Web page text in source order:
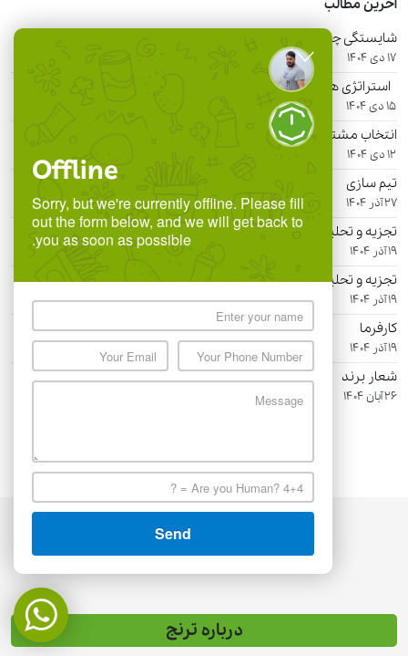
آخرین مطالب
شایستگی چیست ؟
17 دی 1404
استراتژی های هوشمندانه کار کردن
15 دی 1404
انتخاب مشتری با شاخص PVP
12 دی 1404
تیم سازی
27 آذر 1404
تجزیه و تحلیل کسب و کار بر اساس مدل PESTLE
19 آذر 1404
تجزیه و تحلیل کسب و کار با استاندارد BABOK
19 آذر 1404
کارفرما
19 آذر 1404
شعار برند
26 آبان 1404
درباره ترنج
Offline
Sorry, but we're currently offline. Please fill
out the form below, and we will get back to
you as soon as possible.